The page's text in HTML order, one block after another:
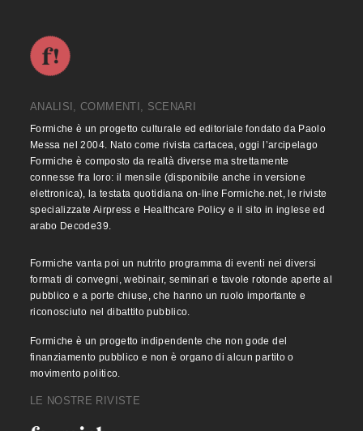
ANALISI, COMMENTI, SCENARI
Formiche è un progetto culturale ed editoriale fondato da Paolo
Messa nel 2004. Nato come rivista cartacea, oggi l’arcipelago
Formiche è composto da realtà diverse ma strettamente
connesse fra loro: il mensile (disponibile anche in versione
elettronica), la testata quotidiana on-line Formiche.net, le riviste
specializzate Airpress e Healthcare Policy e il sito in inglese ed
arabo Decode39.
Formiche vanta poi un nutrito programma di eventi nei diversi
formati di convegni, webinair, seminari e tavole rotonde aperte al
pubblico e a porte chiuse, che hanno un ruolo importante e
riconosciuto nel dibattito pubblico.
Formiche è un progetto indipendente che non gode del
finanziamento pubblico e non è organo di alcun partito o
movimento politico.
LE NOSTRE RIVISTE